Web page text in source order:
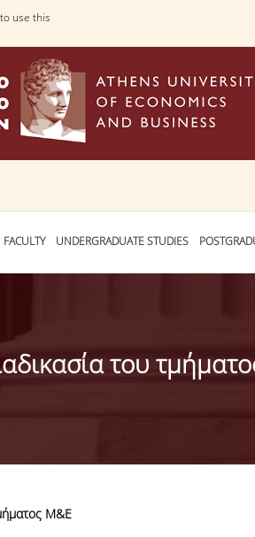
use this
FACULTY UNDERGRADUATE STUDIES
του
Μ&Ε